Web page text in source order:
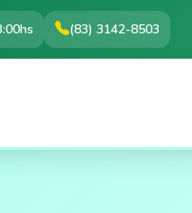
(83) 3142-8503